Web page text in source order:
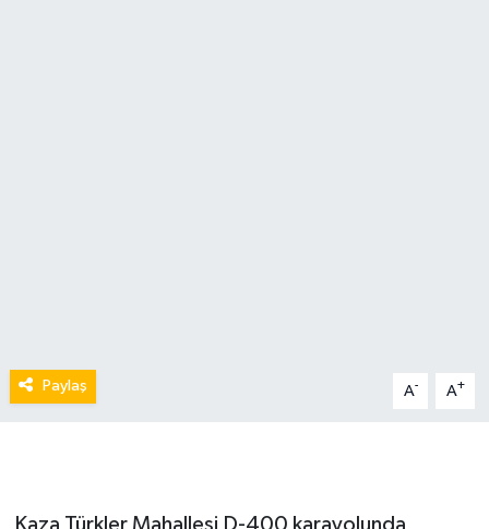
Paylaş A- A+